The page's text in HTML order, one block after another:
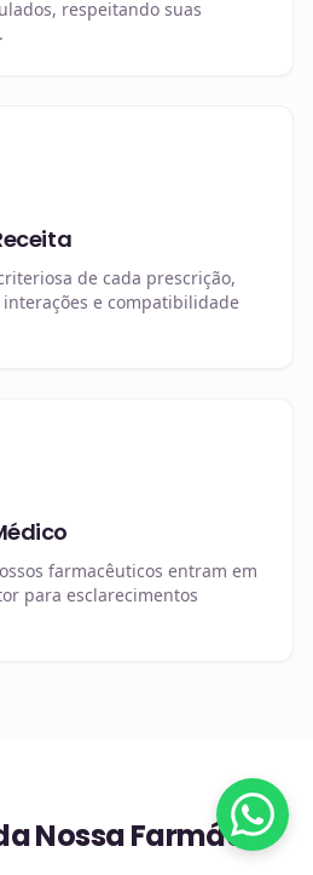
respeitando suas
de cada prescrição,
e compatibilidade
farmacêuticos entram em
para esclarecimentos
Nossa Farmácia